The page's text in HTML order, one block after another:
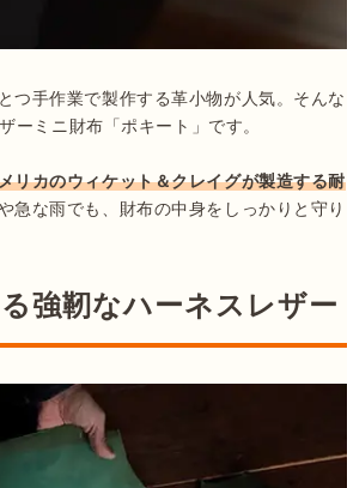
つ手作業で製作する革小物が人気。そんな
ーミニ財布「ポキート」です。
リカのウィケット＆クレイグが製造する耐
急な雨でも、財布の中身をしっかりと守り
強靭なハーネスレザー